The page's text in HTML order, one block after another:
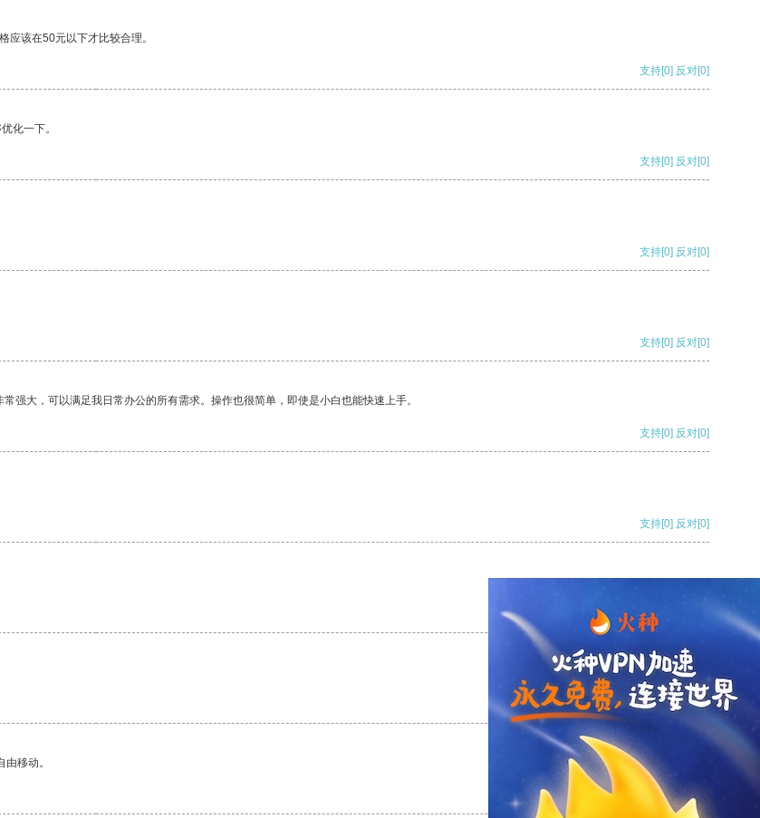
应该在50元以下才比较合理。
支持[0] 反对[0]
化一下。
支持[0] 反对[0]
支持[0] 反对[0]
支持[0] 反对[0]
强大，可以满足我日常办公的所有需求。操作也很简单，即使是小白也能快速上手。
支持[0] 反对[0]
支持[0] 反对[0]
支持
支持[0] 反对[0]
移动。
支持[0] 反对[0]